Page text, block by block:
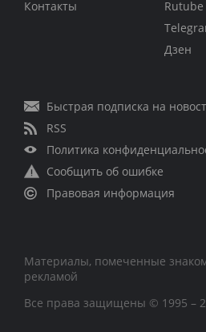
Контакты
Rutube
Дзен
Быстрая подписка на
RSS
Политика
Сообщить об ошибке
Правовая информация
Материалы, помеченные
рекламой
Все права защищены © 1995 –